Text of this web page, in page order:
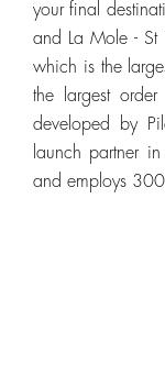
your final
and La Mole - St
which is the
the largest
developed by
launch partner
and employs